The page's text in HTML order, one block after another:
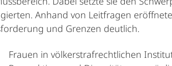
Anhand von Leitfragen
und Grenzen deutlich.
Frauen in völkerstrafrechtlichen